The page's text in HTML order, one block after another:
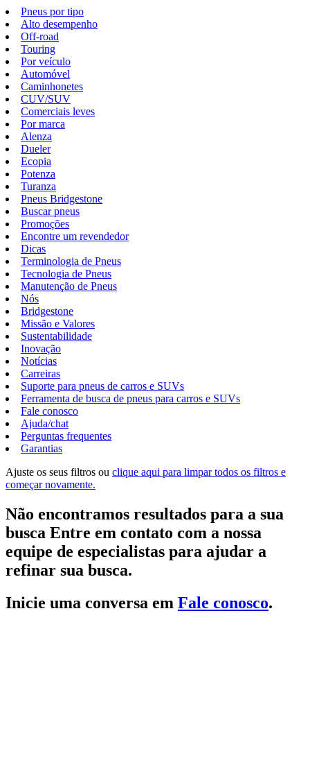
Pneus por tipo
Alto desempenho
Off-road
Touring
Por veículo
Automóvel
Caminhonetes
CUV/SUV
Comerciais leves
Por marca
Alenza
Dueler
Ecopia
Potenza
Turanza
Pneus Bridgestone
Buscar pneus
Promoções
Encontre um revendedor
Dicas
Terminologia de Pneus
Tecnologia de Pneus
Manutenção de Pneus
Nós
Bridgestone
Missão e Valores
Sustentabilidade
Inovação
Notícias
Carreiras
Suporte para pneus de carros e SUVs
Ferramenta de busca de pneus para carros e SUVs
Fale conosco
Ajuda/chat
Perguntas frequentes
Garantias
Ajuste os seus filtros ou clique aqui para limpar todos os filtros e
começar novamente.
Não encontramos resultados para a sua
busca Entre em contato com a nossa
equipe de especialistas para ajudar a
refinar sua busca.
Inicie uma conversa em Fale conosco.